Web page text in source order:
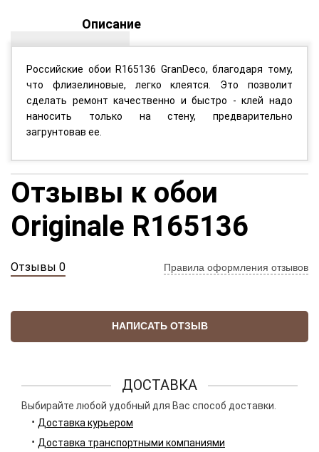
Описание
Российские обои R165136 GranDeco, благодаря тому,
что флизелиновые, легко клеятся. Это позволит
сделать ремонт качественно и быстро - клей надо
наносить только на стену, предварительно
загрунтовав ее.
Отзывы к обои
Originale R165136
Отзывы 0 Правила оформления отзывов
НАПИСАТЬ ОТЗЫВ
ДОСТАВКА
Выбирайте любой удобный для Вас способ доставки.
Доставка курьером
Доставка транспортными компаниями